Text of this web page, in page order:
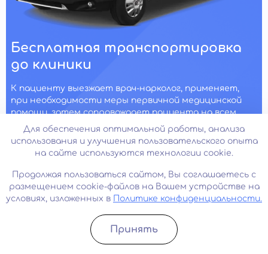
Бесплатная транспортировка
до клиники
К пациенту выезжает врач-нарколог, применяет,
при необходимости меры первичной медицинской
помощи, затем сопровождает пациента на всем
пути следования в клинику
Наши врачи Все врачи
Записатьcя
Для обеспечения оптимальной работы, анализа
использования и улучшения пользовательского опыта
на сайте используются технологии cookie.
Продолжая пользоваться сайтом, Вы соглашаетесь с
размещением cookie-файлов на Вашем устройстве на
условиях, изложенных в
Политике конфиденциальности.
Принять